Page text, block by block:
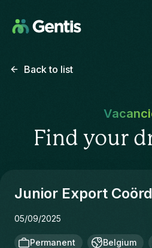
Back to list
Find your
Junior Export
05/09/2025
Permanent Belgium